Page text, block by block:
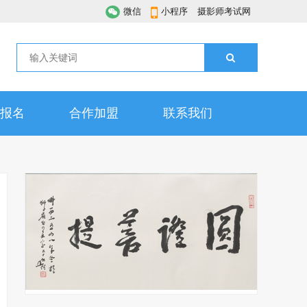
微信 小程序 摄影师考试网
名 合作加盟 联系我们